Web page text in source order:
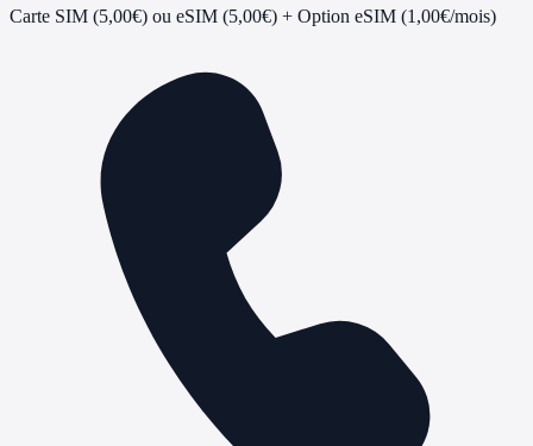
Carte SIM (5,00€) ou eSIM (5,00€) + Option eSIM (1,00€/mois)